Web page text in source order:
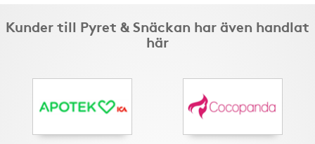
Kunder till Pyret & Snäckan har även handlat
här